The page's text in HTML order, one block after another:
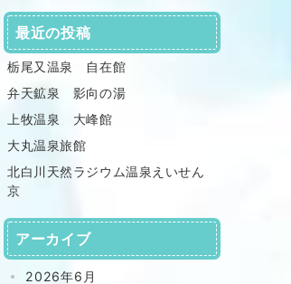
最近の投稿
栃尾又温泉 自在館
弁天鉱泉 影向の湯
上牧温泉 大峰館
大丸温泉旅館
北白川天然ラジウム温泉えいせん
京
アーカイブ
2026年6月